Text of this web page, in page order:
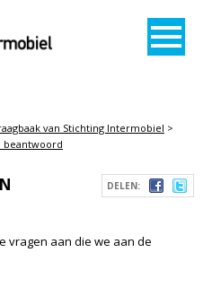
van Stichting Intermobiel >
beantwoord
DELEN:
vragen aan die we aan de